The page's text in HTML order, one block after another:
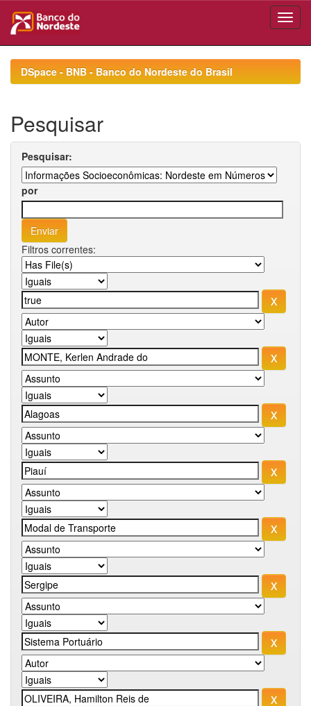
navigationDSpace - BNB - Banco do Nordeste do Brasil
Pesquisar
Pesquisar:
por
Filtros correntes: